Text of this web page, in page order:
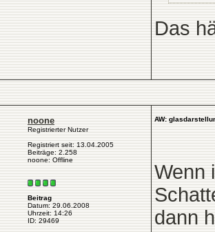
Das
noone
Registrierter Nutzer
Registriert seit: 13.04.2005
Beiträge: 2.258
noone: Offline
Beitrag
Datum: 29.06.2008
Uhrzeit: 14:26
ID: 29469
AW:
Wenn
dann